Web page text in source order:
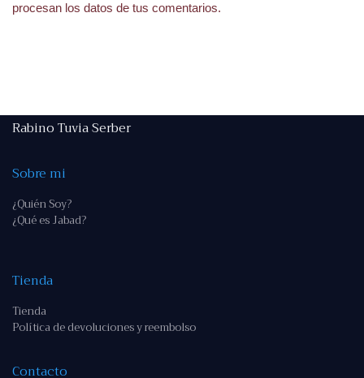
procesan los datos de tus comentarios.
Rabino Tuvia Serber
Sobre mi
¿Quién Soy?
¿Qué es Jabad?
Tienda
Tienda
Política de devoluciones y reembolso
Contacto